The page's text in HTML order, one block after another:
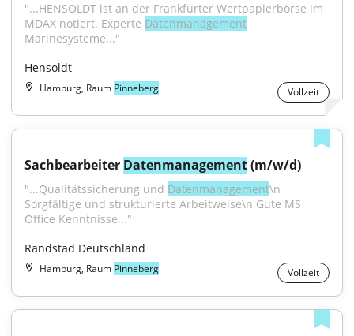
"...HENSOLDT ist an der Frankfurter Wertpapierbörse im
MDAX notiert. Experte Datenmanagement
Marinesysteme..."
Hensoldt
Hamburg, Raum Pinneberg Vollzeit
Sachbearbeiter Datenmanagement (m/w/d)
"...Qualitätssicherung und Datenmanagement\n
Sorgfältige und strukturierte Arbeitweise\n Gute MS
Office Kenntnisse..."
Randstad Deutschland
Hamburg, Raum Pinneberg Vollzeit